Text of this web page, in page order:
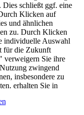
Dies schließt ggf. eine
Klicken auf
und ähnlichen
zu. Durch Klicken
individuelle Auswahl
für die Zukunft
Sie ihre
zwingend
insbesondere zu
erhalten Sie in